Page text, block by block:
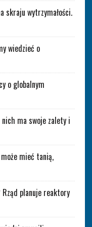
skraju wytrzymałości.
wiedzieć o
o globalnym
nich ma swoje zalety i
mieć tanią,
planuje reaktory